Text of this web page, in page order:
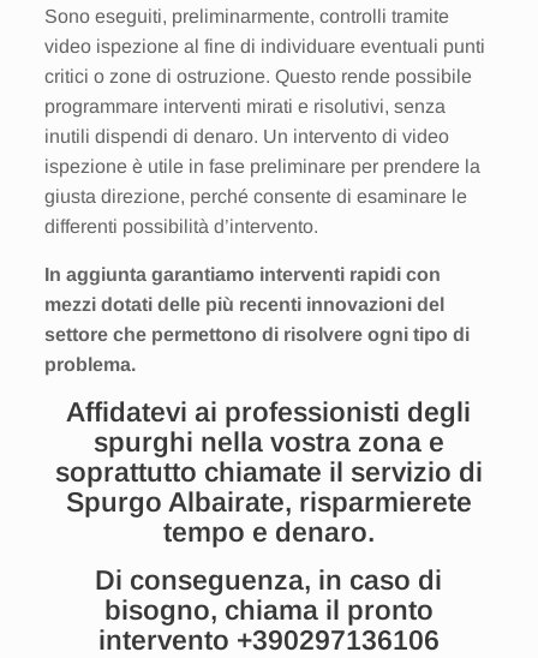
Sono eseguiti, preliminarmente, controlli tramite
video ispezione al fine di individuare eventuali punti
critici o zone di ostruzione. Questo rende possibile
programmare interventi mirati e risolutivi, senza
inutili dispendi di denaro. Un intervento di video
ispezione è utile in fase preliminare per prendere la
giusta direzione, perché consente di esaminare le
differenti possibilità d’intervento.
In aggiunta garantiamo interventi rapidi con
mezzi dotati delle più recenti innovazioni del
settore che permettono di risolvere ogni tipo di
problema.
Affidatevi ai professionisti degli
spurghi nella vostra zona e
soprattutto chiamate il servizio di
Spurgo Albairate, risparmierete
tempo e denaro.
Di conseguenza, in caso di
bisogno, chiama il pronto
intervento +390297136106